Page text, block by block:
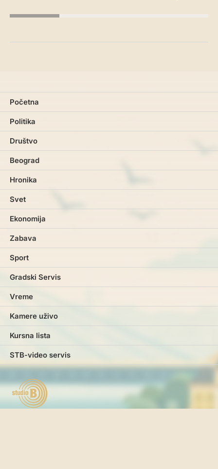
Početna
Politika
Društvo
Beograd
Hronika
Svet
Ekonomija
Zabava
Sport
Gradski Servis
Vreme
Kamere uživo
Kursna lista
STB-video servis